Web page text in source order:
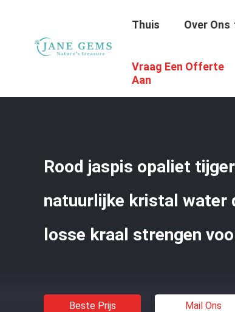
Thuis Over Ons
Vraag Een Offerte
Aan
Edelstenenkralen / Rood
Rood jaspis opaliet
natuurlijke kristal water
losse kraal strengen
Beste Prijs Mail Ons